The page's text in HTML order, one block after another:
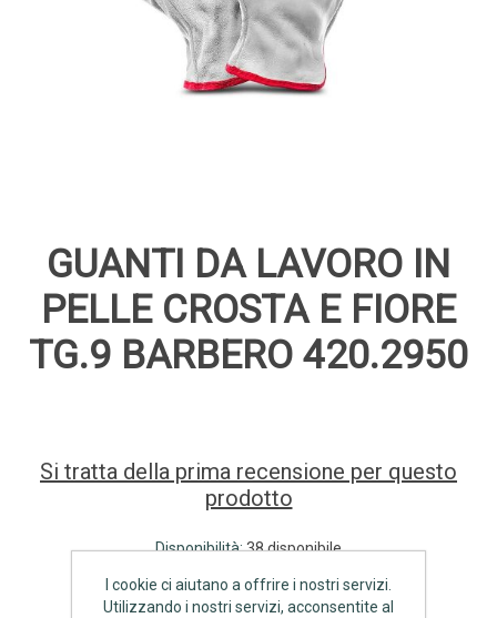
GUANTI DA LAVORO IN
PELLE CROSTA E FIORE
TG.9 BARBERO 420.2950
Si tratta della prima recensione per questo
prodotto
Disponibilità:38 disponibile
€3,90 IVA inclusa
I cookie ci aiutano a offrire i nostri servizi.
Utilizzando i nostri servizi, acconsentite al